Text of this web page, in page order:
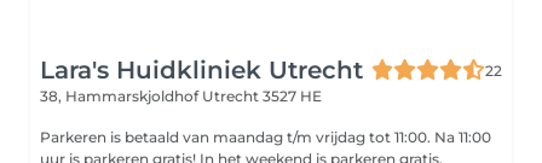
Lara's Huidkliniek Utrecht
22
38, Hammarskjoldhof Utrecht 3527 HE
Parkeren is betaald van maandag t/m vrijdag tot 11:00. Na 11:00
uur is parkeren gratis! In het weekend is parkeren gratis.